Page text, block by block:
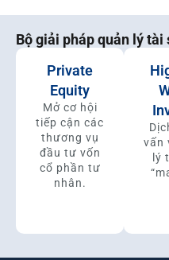
Bộ giải pháp quản lý tài
Private
Equity
Mở cơ hội
tiếp cận các
thương vụ
đầu tư vốn
cổ phần tư
nhân.
vấn
lý